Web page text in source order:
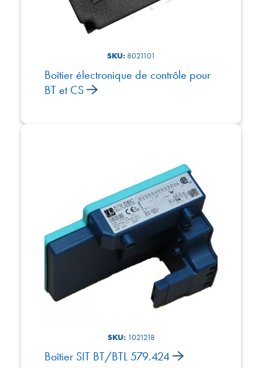
SKU:8021101
Boîtier électronique de contrôle pour
BT et CS
SKU:1021218
Boîtier SIT BT/BTL 579.424